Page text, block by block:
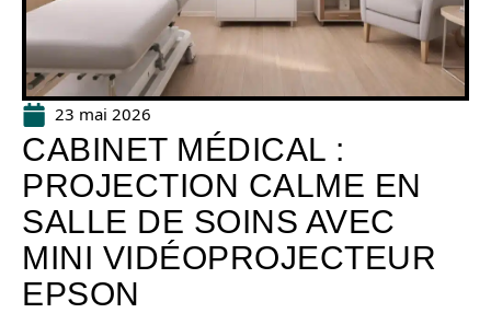
23 mai 2026
CABINET MÉDICAL :
PROJECTION CALME EN
SALLE DE SOINS AVEC
MINI VIDÉOPROJECTEUR
EPSON